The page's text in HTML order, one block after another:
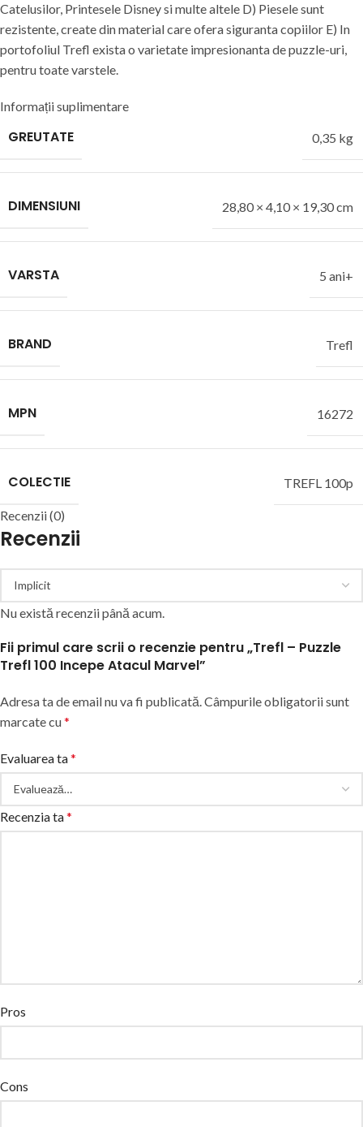
Catelusilor, Printesele Disney si multe altele D) Piesele sunt
rezistente, create din material care ofera siguranta copiilor E) In
portofoliul Trefl exista o varietate impresionanta de puzzle-uri,
pentru toate varstele.
Informații suplimentare
GREUTATE 0,35 kg
DIMENSIUNI 28,80 × 4,10 × 19,30 cm
VARSTA 5 ani+
BRAND Trefl
MPN 16272
COLECTIE TREFL 100p
Recenzii (0)
Recenzii
Nu există recenzii până acum.
Fii primul care scrii o recenzie pentru „Trefl – Puzzle
Trefl 100 Incepe Atacul Marvel”
Adresa ta de email nu va fi publicată.Câmpurile obligatorii sunt
marcate cu*
Evaluarea ta*
Recenzia ta*
Pros
Cons